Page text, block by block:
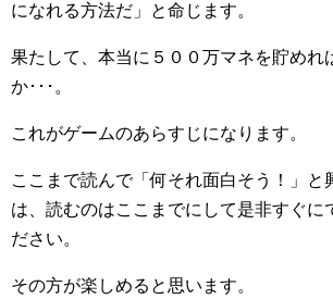
になれる方法だ」と命じます。
果たして、本当に５００万マネを貯めれ
か･･･。
これがゲームのあらすじになります。
ここまで読んで「何それ面白そう！」と
は、読むのはここまでにして是非すぐに
ださい。
その方が楽しめると思います。